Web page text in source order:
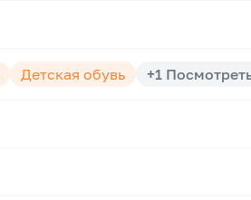
Детская обувь +1